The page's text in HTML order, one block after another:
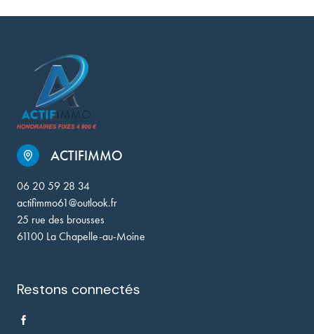
ACTIFIMMO
06 20 59 28 34
actifimmo61@outlook.fr
25 rue des brousses
61100 La Chapelle-au-Moine
Restons connectés